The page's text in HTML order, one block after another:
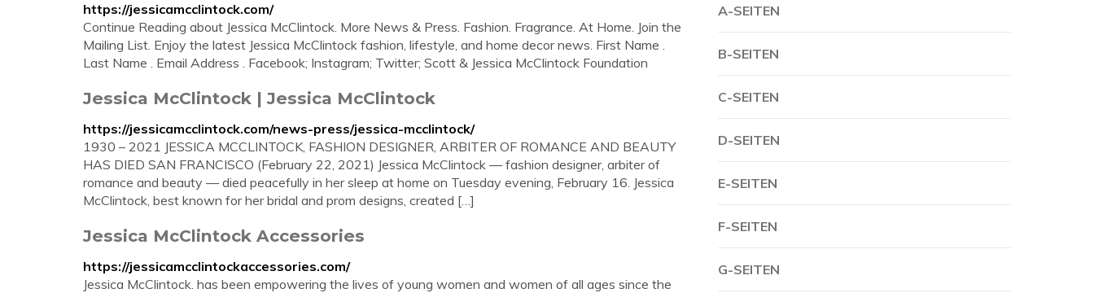
https://jessicamcclintock.com/
Continue Reading about Jessica McClintock. More News & Press. Fashion. Fragrance. At Home. Join the
Mailing List. Enjoy the latest Jessica McClintock fashion, lifestyle, and home decor news. First Name .
Last Name . Email Address . Facebook; Instagram; Twitter; Scott & Jessica McClintock Foundation
Jessica McClintock | Jessica McClintock
https://jessicamcclintock.com/news-press/jessica-mcclintock/
1930 – 2021 JESSICA MCCLINTOCK, FASHION DESIGNER, ARBITER OF ROMANCE AND BEAUTY
HAS DIED SAN FRANCISCO (February 22, 2021) Jessica McClintock — fashion designer, arbiter of
romance and beauty — died peacefully in her sleep at home on Tuesday evening, February 16. Jessica
McClintock, best known for her bridal and prom designs, created […]
Jessica McClintock Accessories
https://jessicamcclintockaccessories.com/
Jessica McClintock. has been empowering the lives of young women and women of all ages since the
A-SEITEN
B-SEITEN
C-SEITEN
D-SEITEN
E-SEITEN
F-SEITEN
G-SEITEN